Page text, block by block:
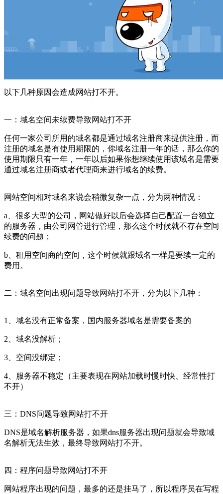
以下几种原因会造成网站打不开。
一：域名空间未续费导致网站打不开
任何一家公司所用的域名都是通过域名注册商来提供注册，而
注册的域名是有使用期限的，你域名注册一年的话，那么你的
使用期限只有一年，一年以后如果你想继续使用该域名是需要
通过域名注册商或者代理商来进行域名的续费。
网站空间相对域名来说会稍微复杂一点，分为两种情况：
a、很多大型的公司，网站做好以后会选择自己配置一台独立
的服务器，由公司网管进行管理，那么这个时候就不存在空间
续费的问题；
b、租用空间商的空间，这个时候就跟域名一样是要续一定的
费用。
二：域名空间出现问题导致网站打不开，分为以下几种：
1、域名没有正常备案，国内服务器域名是需要备案的
2、域名没解析；
3、空间没绑定；
4、服务器不稳定（主要表现在网站加载时慢时快、经常性打
不开）
三：DNS问题导致网站打不开
DNS是域名解析服务器，如果dns服务器出现问题就会导致域
名解析无法生效，最终导致网站打不开。
四：程序问题导致网站打不开
网站程序出现的问题，最多的还是挂马了，所以程序员在写程